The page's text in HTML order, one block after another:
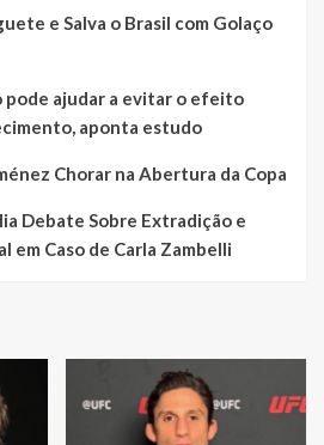
e Salva o Brasil com Golaço
ajudar a evitar o efeito
aponta estudo
Chorar na Abertura da Copa
Debate Sobre Extradição e
em Caso de Carla Zambelli